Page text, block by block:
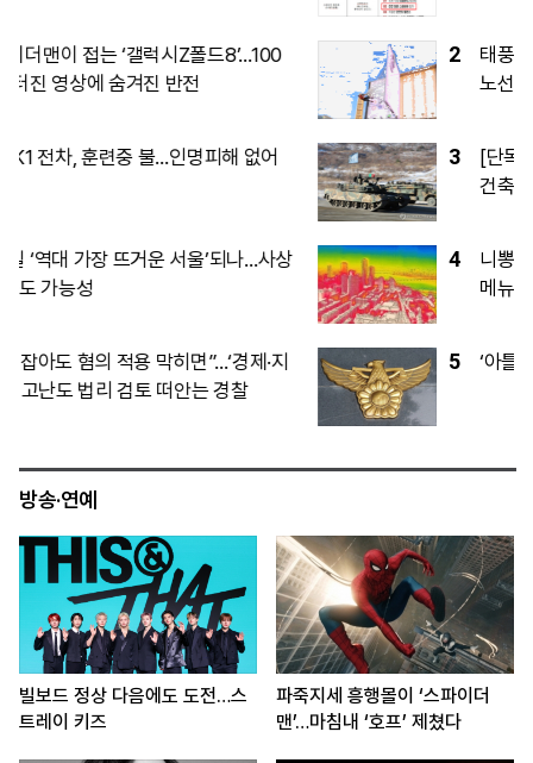
2
태풍 ‘돌핀’에 LCC 긴장…휴가철 단거리
노선 영향은
3
[단독] 하림 ‘7조’ 양재 물류단지, 서울시
건축위 재심도 ‘재검토’…교통·방재 등 보
4
니뽕내뽕, ‘뽕스런세일’ 프로모션…마라 신
메뉴 2종 최대 반값 할인
5 ‘아틀레티코 7번’ 이강인, 한국서 데뷔전
방송·연예
빌보드 정상 다음에도 도전…스
트레이 키즈
파죽지세 흥행몰이 ‘스파이더
맨’…마침내 ‘호프’ 제쳤다